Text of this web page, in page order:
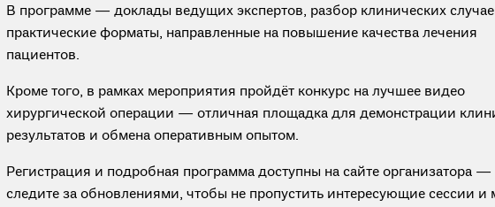
В программе — доклады ведущих экспертов, разбор клинических
практические форматы, направленные на повышение качества лечения
пациентов.
Кроме того, в рамках мероприятия пройдёт конкурс на лучшее видео
хирургической операции — отличная площадка для демонстрации
результатов и обмена оперативным опытом.
Регистрация и подробная программа доступны на сайте организатора —
следите за обновлениями, чтобы не пропустить интересующие сессии и